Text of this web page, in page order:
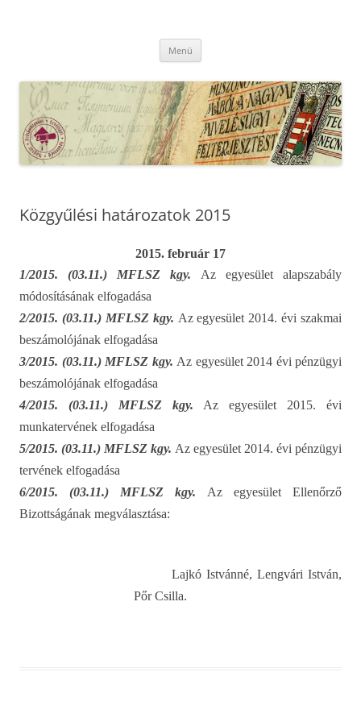
Menü
Közgyűlési határozatok 2015
2015. február 17
1/2015. (03.11.) MFLSZ kgy. Az egyesület alapszabály
módosításának elfogadása
2/2015. (03.11.) MFLSZ kgy. Az egyesület 2014. évi szakmai
beszámolójának elfogadása
3/2015. (03.11.) MFLSZ kgy. Az egyesület 2014 évi pénzügyi
beszámolójának elfogadása
4/2015. (03.11.) MFLSZ kgy.
Az egyesület 2015. évi
munkatervének elfogadása
5/2015. (03.11.) MFLSZ kgy. Az egyesület 2014. évi pénzügyi
tervének elfogadása
6/2015. (03.11.) MFLSZ kgy. Az egyesület Ellenőrző
Bizottságának megválasztása:
Lajkó Istvánné, Lengvári István,
Pőr Csilla.